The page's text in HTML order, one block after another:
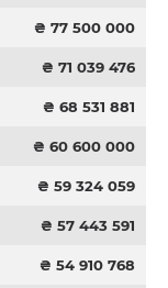
₴ 77 500 000
₴ 71 039 476
₴ 68 531 881
₴ 60 600 000
₴ 59 324 059
₴ 57 443 591
₴ 54 910 768